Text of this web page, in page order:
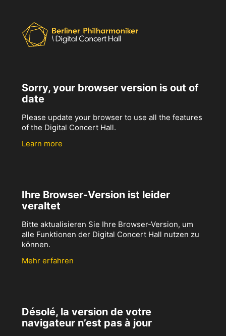
Sorry, your browser version is out of
date
Please update your browser to use all the features
of the Digital Concert Hall.
Learn more
Ihre Browser-Version ist leider
veraltet
Bitte aktualisieren Sie Ihre Browser-Version, um
alle Funktionen der Digital Concert Hall nutzen zu
können.
Mehr erfahren
Désolé, la version de votre
navigateur n’est pas à jour